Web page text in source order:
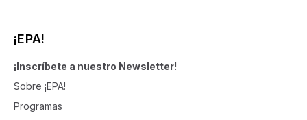
¡EPA!
¡Inscríbete a nuestro Newsletter!
Sobre ¡EPA!
Programas